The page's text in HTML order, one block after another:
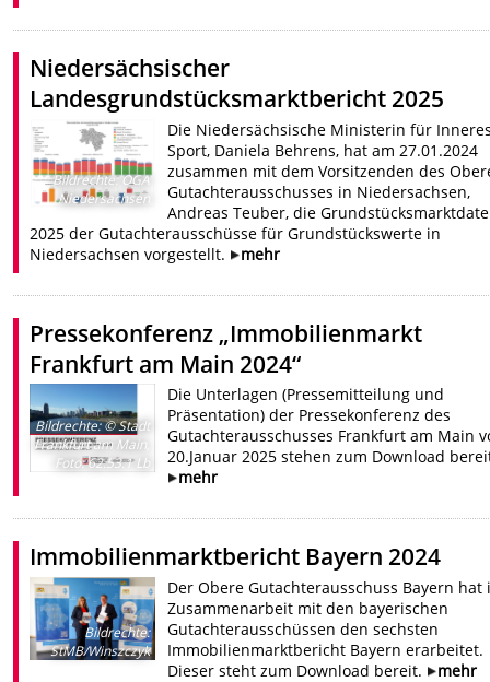
Niedersächsischer
Landesgrundstücksmarktbericht 2025
Bildrechte:OGA
Niedersachsen
Die Niedersächsische Ministerin für
Sport, Daniela Behrens, hat am 27.01.2024
zusammen mit dem Vorsitzenden des
Gutachterausschusses in Niedersachsen,
Andreas Teuber, die
2025 der Gutachterausschüsse für Grundstückswerte in
Niedersachsen vorgestellt.
mehr
Pressekonferenz „Immobilienmarkt
Frankfurt am Main 2024“
Bildrechte:© Stadt
Frankfurt am Main,
Foto: 62.53.1 Lb
Die Unterlagen (Pressemitteilung und
Präsentation) der Pressekonferenz des
Gutachterausschusses Frankfurt am Main
20.Januar 2025 stehen zum Download
mehr
Immobilienmarktbericht Bayern 2024
Bildrechte:
StMB/Winszczyk
Der Obere Gutachterausschuss Bayern hat
Zusammenarbeit mit den bayerischen
Gutachterausschüssen den sechsten
Immobilienmarktbericht Bayern erarbeitet.
Dieser steht zum Download bereit.
mehr